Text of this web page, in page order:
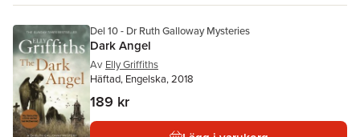
Del 10 - Dr Ruth Galloway Mysteries
Dark Angel
Av Elly Griffiths
Häftad, Engelska, 2018
189 kr